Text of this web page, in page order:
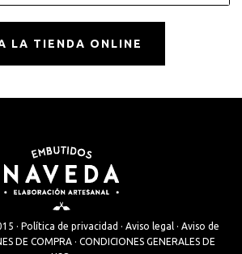
LA TIENDA ONLINE
· Política de privacidad · Aviso legal· Aviso de
DE COMPRA · CONDICIONES GENERALES DE